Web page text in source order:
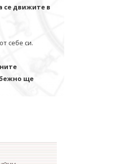
се движите в
себе си.
ще